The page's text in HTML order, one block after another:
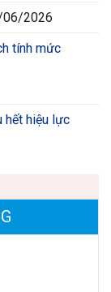
2026
tính mức
hết hiệu lực